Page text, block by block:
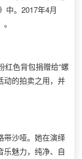
中。2017年4月
色背包捐赠给“螺
动的拍卖之用，并
沙哑。她在演绎
乐魅力，纯净、自